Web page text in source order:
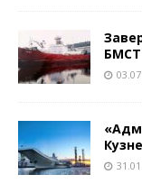
БМСТ